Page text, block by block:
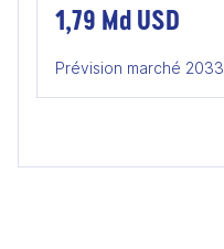
1,79 Md USD
Prévision marché 2033